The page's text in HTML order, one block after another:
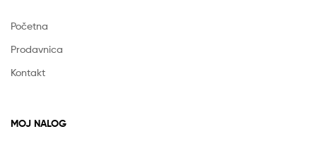
Početna
Prodavnica
Kontakt
MOJ NALOG